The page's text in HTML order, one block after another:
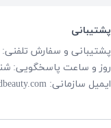
پشتیبانی
پشتیبانی و سفارش تلفنی: 41688000-021
روز و ساعت پاسخگویی: شنبه تا
ایمیل سازمانی: